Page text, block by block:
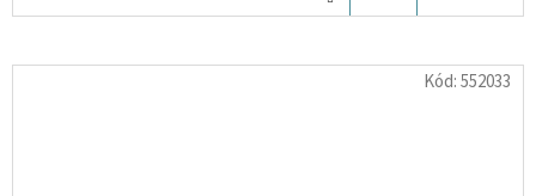
KOŠÍKU
Kód:552033